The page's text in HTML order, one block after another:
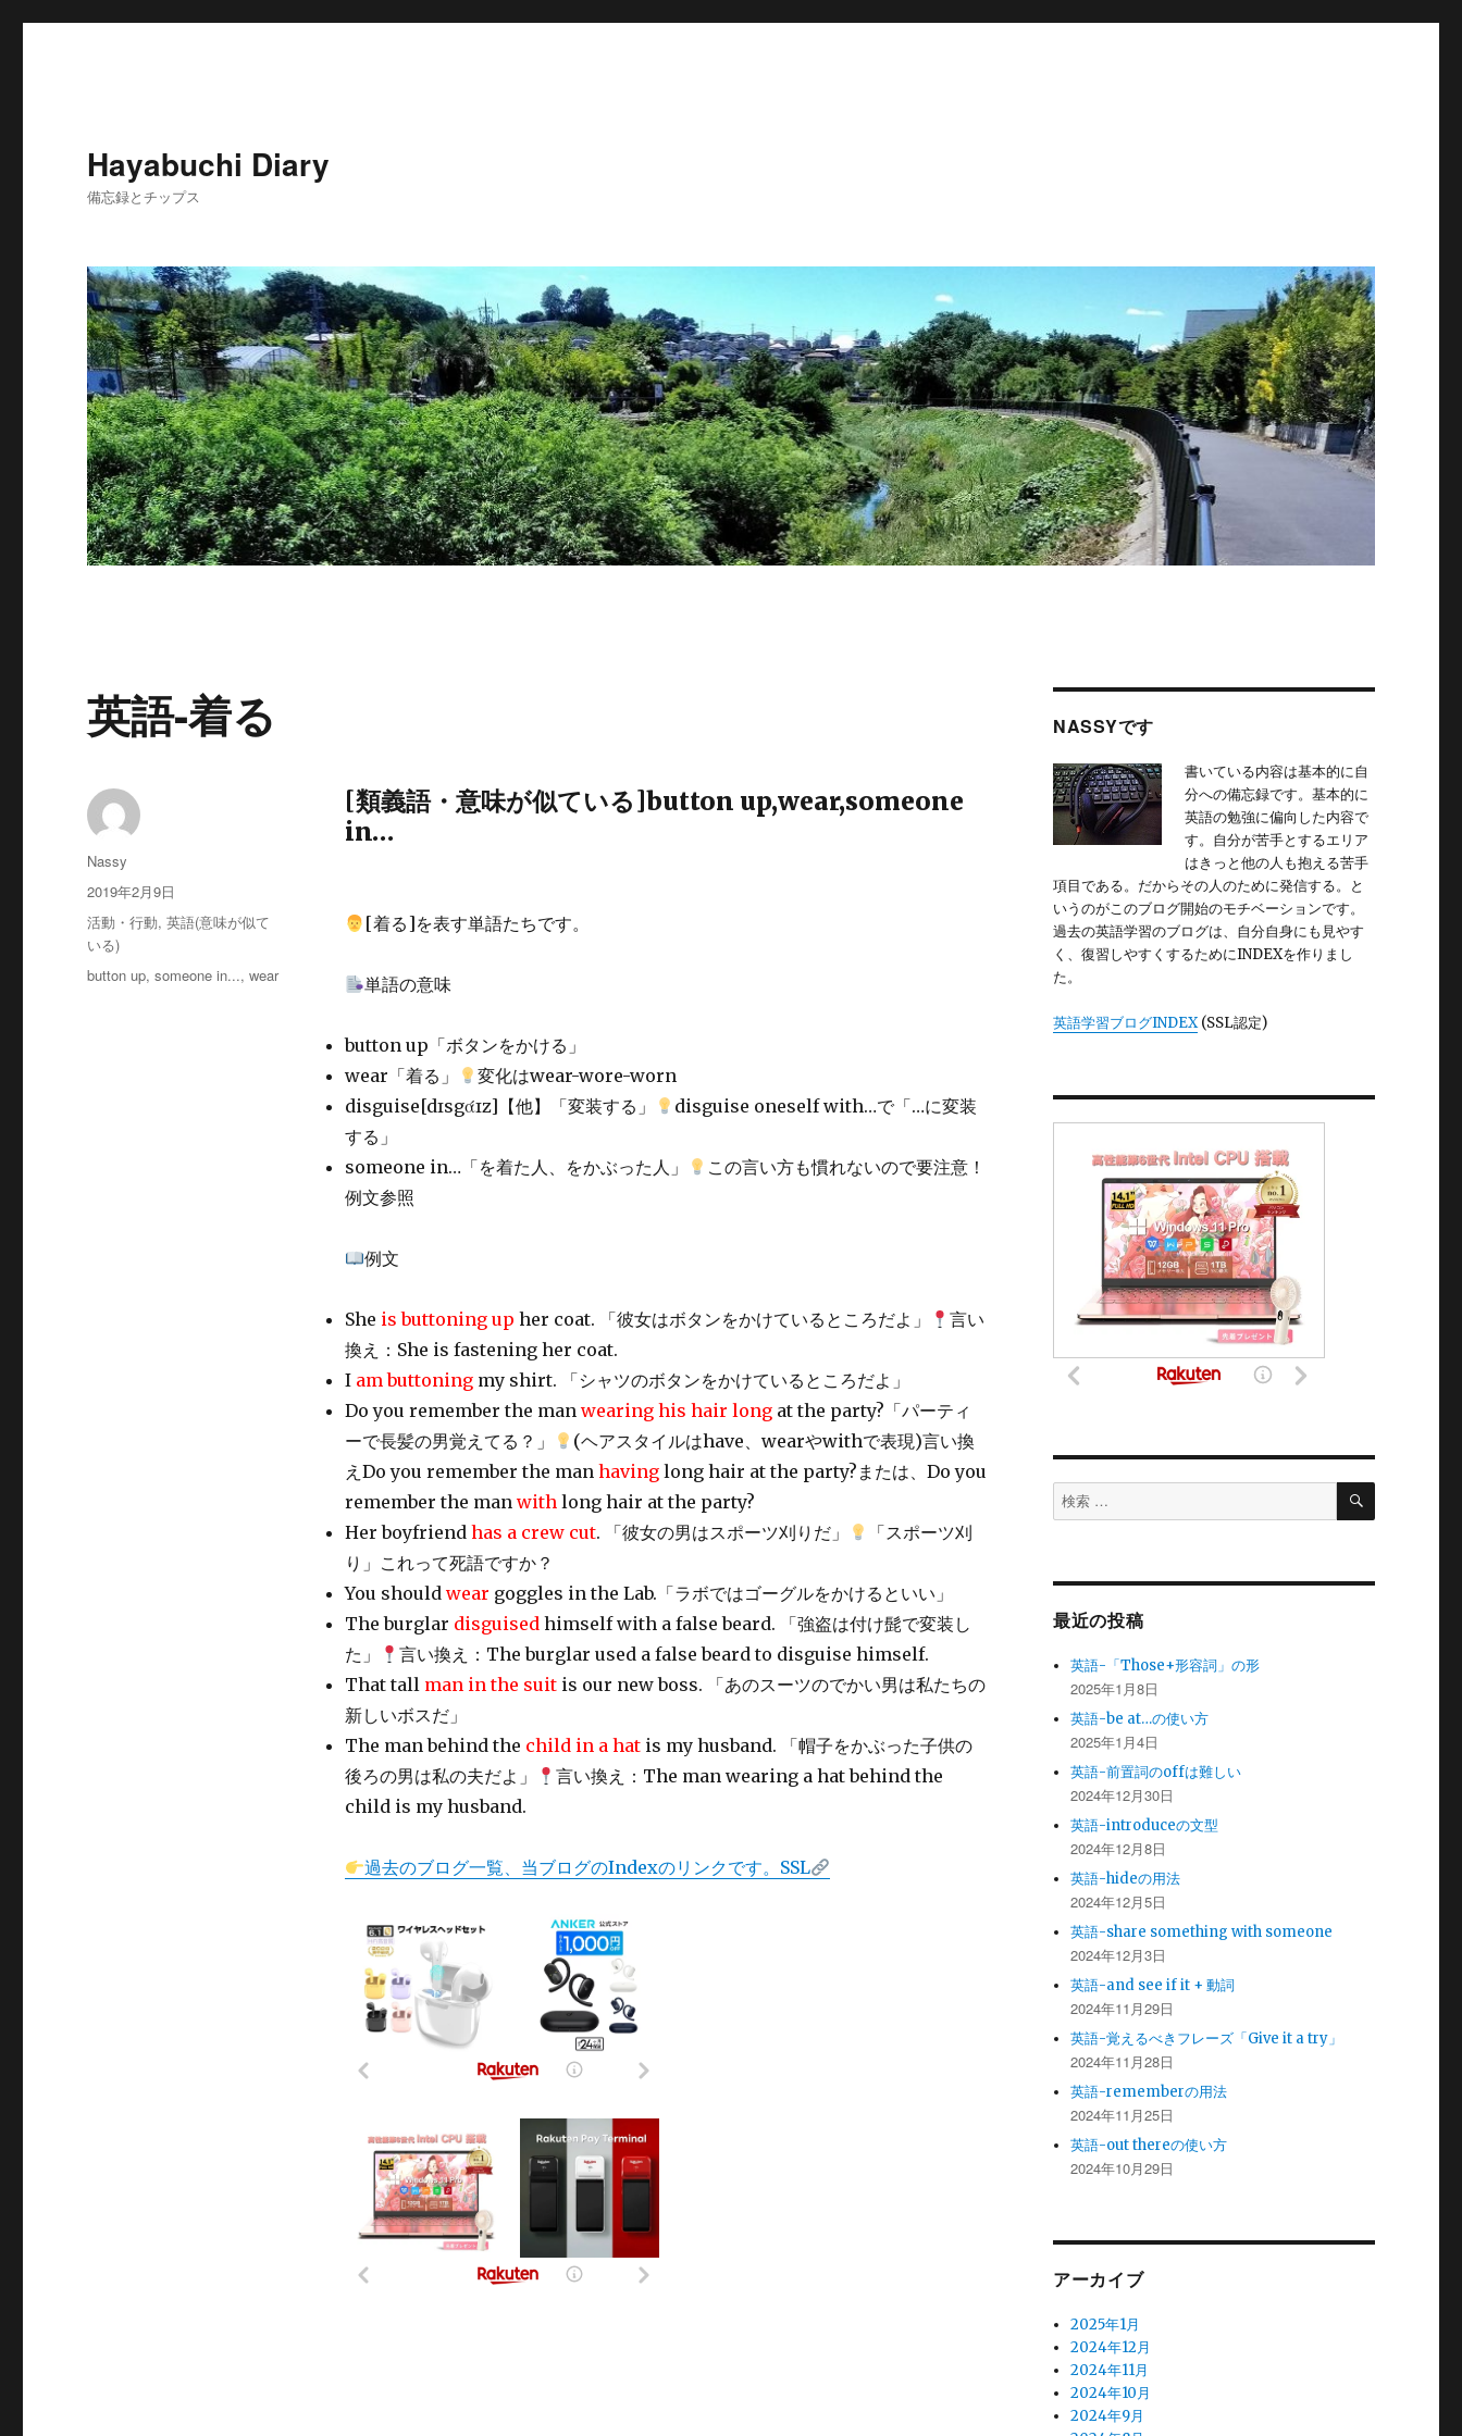
Hayabuchi Diary
備忘録とチップス
英語-着る
[類義語・意味が似ている]button up,wear,someone
in…
[着る]を表す単語たちです。
単語の意味
button up「ボタンをかける」
wear「着る」
変化はwear-wore-worn
disguise[dɪsgάɪz]【他】「変装する」
disguise oneself with…で「…に変装
する」
someone in…「を着た人、をかぶった人」
この言い方も慣れないので要注意！
例文参照
例文
She is buttoning up her coat. 「彼女はボタンをかけているところだよ」
言い
換え：She is fastening her coat.
I am buttoningmy shirt. 「シャツのボタンをかけているところだよ」
Do you remember the man wearing his hair longat the party?「パーティ
ーで長髪の男覚えてる？」
(ヘアスタイルはhave、wearやwithで表現)言い換
えDo you remember the man havinglong hair at the party?または、Do you
remember the man withlong hair at the party?
Her boyfriend has a crew cut. 「彼女の男はスポーツ刈りだ」
「スポーツ刈
り」これって死語ですか？
You shouldwear goggles in the Lab.「ラボではゴーグルをかけるといい」
The burglar disguisedhimself with a false beard. 「強盗は付け髭で変装し
た」
言い換え：The burglar used a false beard to disguise himself.
That tall man in the suitis our new boss. 「あのスーツのでかい男は私たちの
新しいボスだ」
The man behind the child in a hatis my husband. 「帽子をかぶった子供の
後ろの男は私の夫だよ」
言い換え：The man wearing a hat behind the
child is my husband.
過去のブログ一覧、当ブログのIndexのリンクです。SSL
投
稿
Nassy
投
稿
日:
2019年2月9日
カ
テ
ゴ
活動・行動,英語(意味が似て
いる)
タ
button up,someone in...,wear
NASSYです
書いている内容は基本的に自
分への備忘録です。基本的に
英語の勉強に偏向した内容で
す。自分が苦手とするエリア
はきっと他の人も抱える苦手
項目である。だからその人のために発信する。と
いうのがこのブログ開始のモチベーションです。
過去の英語学習のブログは、自分自身にも見やす
く、復習しやすくするためにINDEXを作りまし
た。
英語学習ブログINDEX(SSL認定)
検
索
検
最近の投稿
英語-「Those+形容詞」の形
2025年1月8日
英語-be at…の使い方
2025年1月4日
英語-前置詞のoffは難しい
2024年12月30日
英語-introduceの文型
2024年12月8日
英語-hideの用法
2024年12月5日
英語-share something with someone
2024年12月3日
英語-and see if it + 動詞
2024年11月29日
英語-覚えるべきフレーズ「Give it a try」
2024年11月28日
英語-rememberの用法
2024年11月25日
英語-out thereの使い方
2024年10月29日
アーカイブ
2025年1月
2024年12月
2024年11月
2024年10月
2024年9月